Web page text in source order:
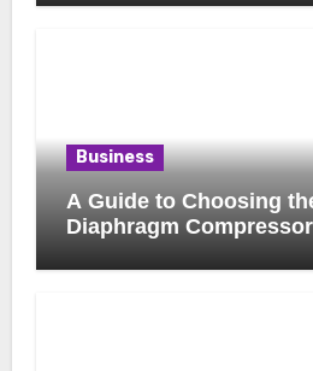
Business
A Guide to Choosing
Diaphragm